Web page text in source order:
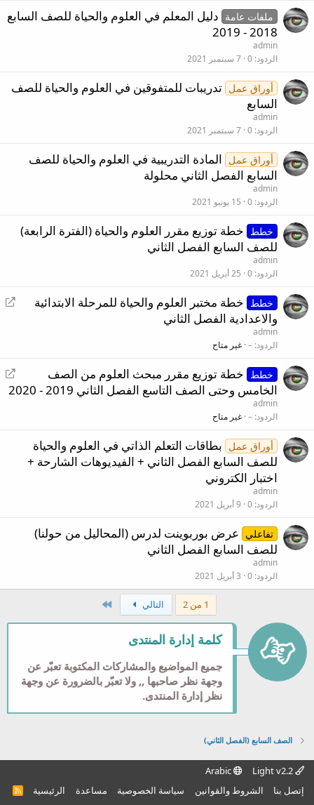
ملفات عامة دليل المعلم في العلوم والحياة للصف السابع
2018 - 2019
admin
الردود 0 7 سبتمبر 2021
أوراق عمل تدريبات للمتفوقين في العلوم والحياة للصف
السابع
admin
الردود 0 7 سبتمبر 2021
أوراق عمل المادة التدريبية في العلوم والحياة للصف
السابع الفصل الثاني محلولة
admin
الردود 0 15 يونيو 2021
خطط خطة توزيع مقرر العلوم والحياة (الفترة الرابعة)
للصف السابع الفصل الثاني
admin
الردود 0 25 أبريل 2021
إ
ت
خطط خطة مختبر العلوم والحياة للمرحلة الابتدائية
والاعدادية الفصل الثاني
admin
الردود – غير متاح
إ
خطط خطة توزيع مقرر مبحث العلوم من الصف
الخامس وحتى الصف التاسع الفصل الثاني 2019 - 2020
admin
الردود – غير متاح
أوراق عمل بطاقات التعلم الذاتي في العلوم والحياة
للصف السابع الفصل الثاني + الفيديوهات الشارحة +
اختبار الكتروني
admin
الردود 0 9 أبريل 2021
تفاعلي عرض بوربوينت لدرس (المحاليل من حولنا)
للصف السابع الفصل الثاني
admin
الردود 0 3 أبريل 2021
1 من 2 التالي
كلمة إدارة المنتدى
جميع المواضيع والمشاركات المكتوبة تعبّر عن
وجهة نظر صاحبها ,, ولا تعبّر بالضرورة عن وجهة
نظر إدارة المنتدى.
الصف السابع (الفصل الثاني)
Arabic
إتصل بنا
الشروط والقوانين سياسة الخصوصية مساعدة الرئيسية
R